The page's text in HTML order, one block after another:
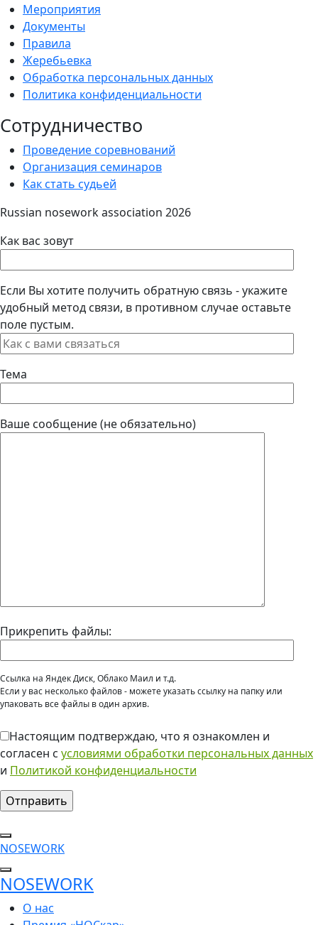
Мероприятия
Документы
Правила
Жеребьевка
Обработка персональных данных
Политика конфиденциальности
Сотрудничество
Проведение соревнований
Организация семинаров
Как стать судьей
Russian nosework association 2026
Как вас зовут
Если Вы хотите получить обратную связь - укажите
удобный метод связи, в противном случае оставьте
поле пустым.
Тема
Ваше сообщение (не обязательно)
Прикрепить файлы:
Cсылка на Яндек Диск, Облако Маил и т.д.
Если у вас несколько файлов - можете указать ссылку на папку или
упаковать все файлы в один архив.
Настоящим подтверждаю, что я ознакомлен и
согласен с условиями обработки персональных данных
и Политикой конфиденциальности
NOSEWORK
NOSEWORK
О нас